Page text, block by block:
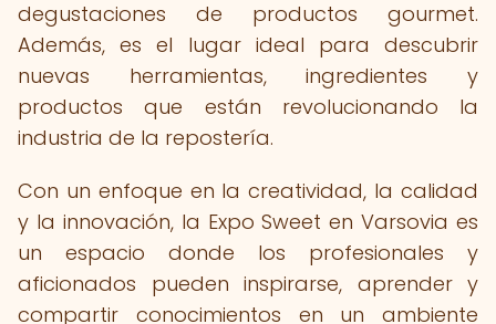
degustaciones de productos gourmet.
Además, es el lugar ideal para descubrir
nuevas herramientas, ingredientes y
productos que están revolucionando la
industria de la repostería.
Con un enfoque en la creatividad, la calidad
y la innovación, la Expo Sweet en Varsovia es
un espacio donde los profesionales y
aficionados pueden inspirarse, aprender y
compartir conocimientos en un ambiente